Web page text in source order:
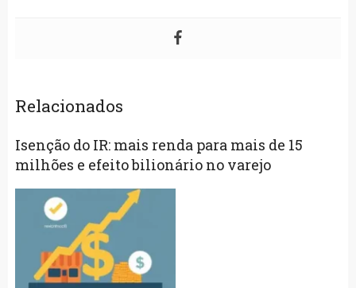
Relacionados
Isenção do IR: mais renda para mais de 15
milhões e efeito bilionário no varejo